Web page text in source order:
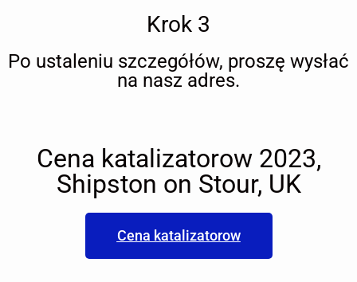
Krok 3
Po ustaleniu szczegółów, proszę wysłać
na nasz adres.
Cena katalizatorow 2023,
Shipston on Stour, UK
Cena katalizatorow